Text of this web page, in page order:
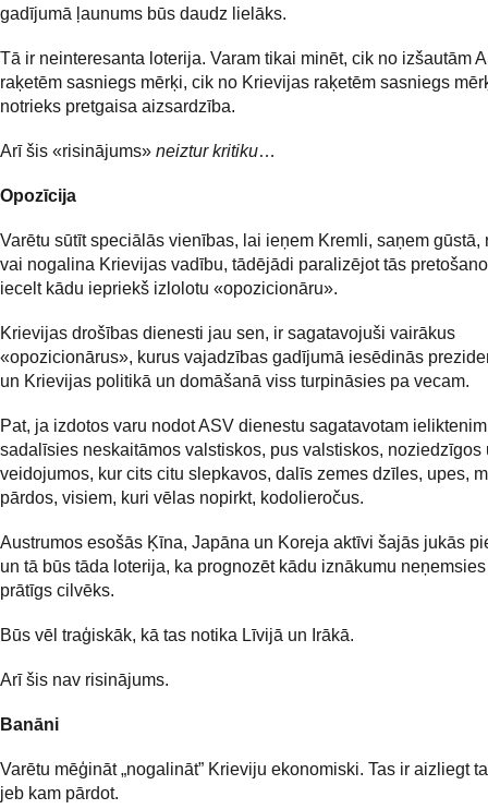
gadījumā ļaunums būs daudz lielāks.
Tā ir neinteresanta loterija. Varam tikai minēt, cik no izšautām
raķetēm sasniegs mērķi, cik no Krievijas raķetēm sasniegs
notrieks pretgaisa aizsardzība.
Arī šis «risinājums» neiztur kritiku…
Opozīcija
Varētu sūtīt speciālās vienības, lai ieņem Kremli, saņem gūstā,
vai nogalina Krievijas vadību, tādējādi paralizējot tās
iecelt kādu iepriekš izlolotu «opozicionāru».
Krievijas drošības dienesti jau sen, ir sagatavojuši vairākus
«opozicionārus», kurus vajadzības gadījumā iesēdinās
un Krievijas politikā un domāšanā viss turpināsies pa vecam.
Pat, ja izdotos varu nodot ASV dienestu sagatavotam
sadalīsies neskaitāmos valstiskos, pus valstiskos, noziedzīgos
veidojumos, kur cits citu slepkavos, dalīs zemes dzīles, upes,
pārdos, visiem, kuri vēlas nopirkt, kodolieročus.
Austrumos esošās Ķīna, Japāna un Koreja aktīvi šajās jukās
un tā būs tāda loterija, ka prognozēt kādu iznākumu
prātīgs cilvēks.
Būs vēl traģiskāk, kā tas notika Līvijā un Irākā.
Arī šis nav risinājums.
Banāni
Varētu mēģināt „nogalināt” Krieviju ekonomiski. Tas ir aizliegt
jeb kam pārdot.